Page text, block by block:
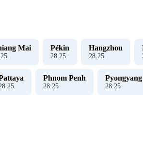
Mai
26
Pékin
28:26
Hangzhou
28:26
:26
Phnom Penh
28:26
Pyongyang
28:26